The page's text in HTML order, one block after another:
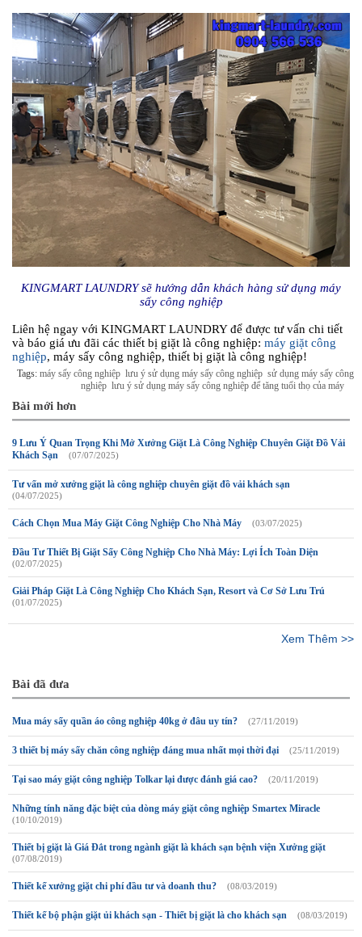
KINGMART LAUNDRY sẽ hướng dẫn khách hàng sử dụng máy
sấy công nghiệp
Liên hệ ngay với KINGMART LAUNDRY để được tư vấn chi tiết
và báo giá ưu đãi các thiết bị giặt là công nghiệp: máy giặt công
nghiệp, máy sấy công nghiệp, thiết bị giặt là công nghiệp!
Tags: máy sấy công nghiệp lưu ý sử dụng máy sấy công nghiệp sử dụng máy sấy công
nghiệp lưu ý sử dụng máy sấy công nghiệp để tăng tuổi thọ của máy
Bài mới hơn
9 Lưu Ý Quan Trọng Khi Mở Xưởng Giặt Là Công Nghiệp Chuyên Giặt Đồ Vải
Khách Sạn
(07/07/2025)
Tư vấn mở xưởng giặt là công nghiệp chuyên giặt đồ vải khách sạn
(04/07/2025)
Cách Chọn Mua Máy Giặt Công Nghiệp Cho Nhà Máy (03/07/2025)
Đầu Tư Thiết Bị Giặt Sấy Công Nghiệp Cho Nhà Máy: Lợi Ích Toàn Diện
(02/07/2025)
Giải Pháp Giặt Là Công Nghiệp Cho Khách Sạn, Resort và Cơ Sở Lưu Trú
(01/07/2025)
Xem Thêm >>
Bài đã đưa
Mua máy sấy quần áo công nghiệp 40kg ở đâu uy tín? (27/11/2019)
3 thiết bị máy sấy chăn công nghiệp đáng mua nhất mọi thời đại (25/11/2019)
Tại sao máy giặt công nghiệp Tolkar lại được đánh giá cao? (20/11/2019)
Những tính năng đặc biệt của dòng máy giặt công nghiệp Smartex Miracle
(10/10/2019)
Thiết bị giặt là Giá Đắt trong ngành giặt là khách sạn bệnh viện Xưởng giặt
(07/08/2019)
Thiết kế xưởng giặt chi phí đầu tư và doanh thu? (08/03/2019)
Thiết kế bộ phận giặt ủi khách sạn - Thiết bị giặt là cho khách sạn (08/03/2019)